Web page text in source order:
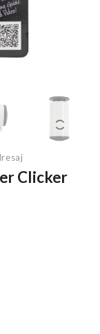
Clicker